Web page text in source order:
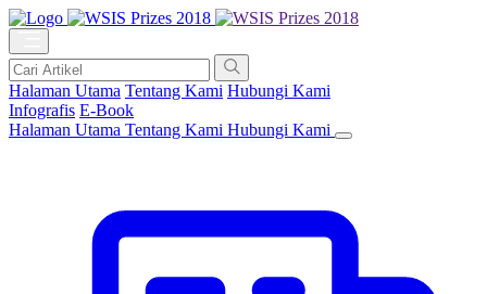
Halaman Utama Tentang Kami Hubungi Kami
Infografis E-Book
Halaman Utama Tentang Kami Hubungi Kami